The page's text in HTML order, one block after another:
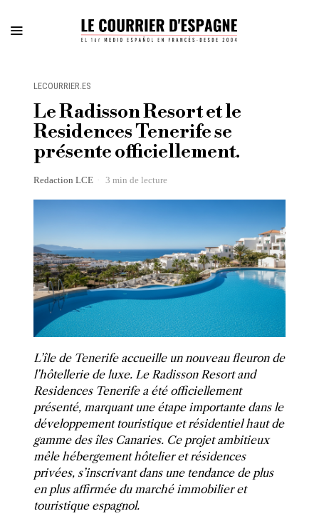
LECOURRIER.ES
Le Radisson Resort et le
Residences Tenerife se
présente officiellement.
Redaction LCE 3 min de lecture
L’île de Tenerife accueille un nouveau fleuron de
l’hôtellerie de luxe. Le Radisson Resort and
Residences Tenerife a été officiellement
présenté, marquant une étape importante dans le
développement touristique et résidentiel haut de
gamme des îles Canaries. Ce projet ambitieux
mêle hébergement hôtelier et résidences
privées, s’inscrivant dans une tendance de plus
en plus affirmée du marché immobilier et
touristique espagnol.